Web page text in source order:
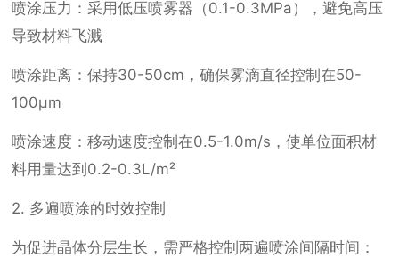
喷涂压力：采用低压喷雾器（0.1-0.3MPa），避免高压
导致材料飞溅
喷涂距离：保持30-50cm，确保雾滴直径控制在50-
100μm
喷涂速度：移动速度控制在0.5-1.0m/s，使单位面积材
料用量达到0.2-0.3L/m²
2. 多遍喷涂的时效控制
为促进晶体分层生长，需严格控制两遍喷涂间隔时间：